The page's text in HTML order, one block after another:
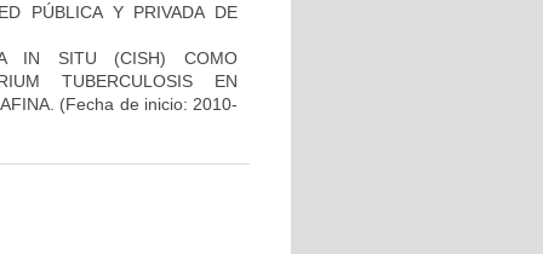
PÚBLICA Y PRIVADA DE
IN SITU (CISH) COMO
TUBERCULOSIS EN
(Fecha de inicio: 2010-